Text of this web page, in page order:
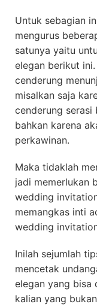
Untuk sebagian
mengurus
satunya yaitu
elegan berikut
cenderung
misalkan saja
cenderung serasi
bahkan karena
perkawinan.
Maka tidaklah
jadi memerlukan
wedding
memangkas inti
wedding
Inilah sejumlah
mencetak
elegan yang bisa
kalian yang